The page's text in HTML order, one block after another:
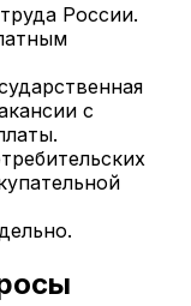
России.
с